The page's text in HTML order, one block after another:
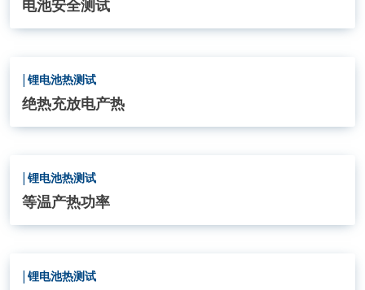
电池安全测试
| 锂电池热测试
绝热充放电产热
| 锂电池热测试
等温产热功率
| 锂电池热测试